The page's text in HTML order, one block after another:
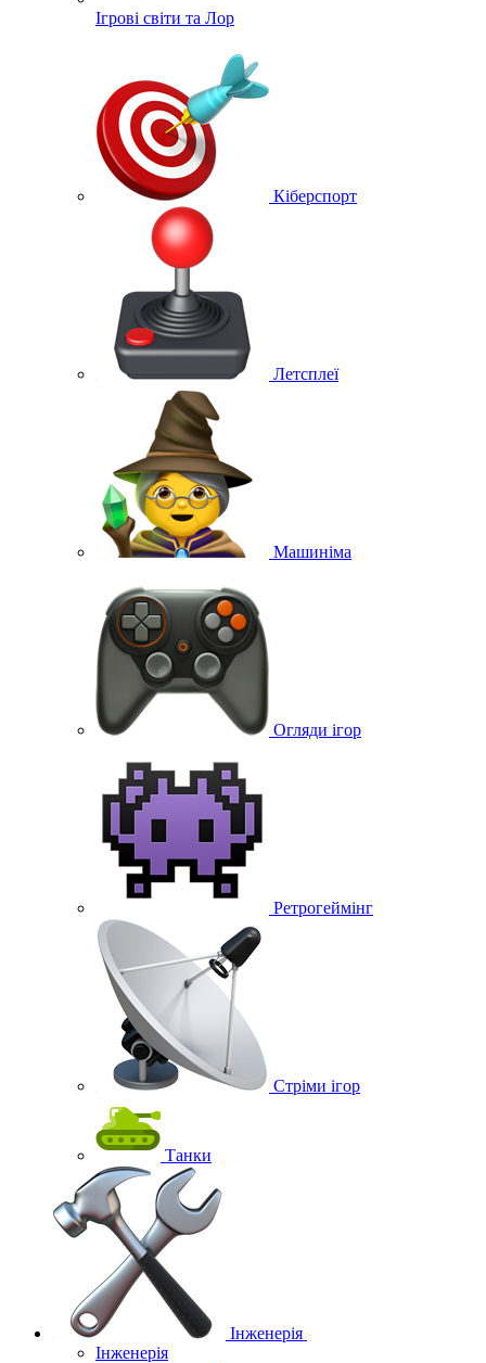
Ігрові світи та Лор
Кіберспорт
Летсплеї
Машиніма
Огляди ігор
Ретрогеймінг
Стріми ігор
Танки
Інженерія
Інженерія